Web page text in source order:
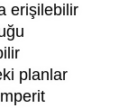
erişilebilir
planlar